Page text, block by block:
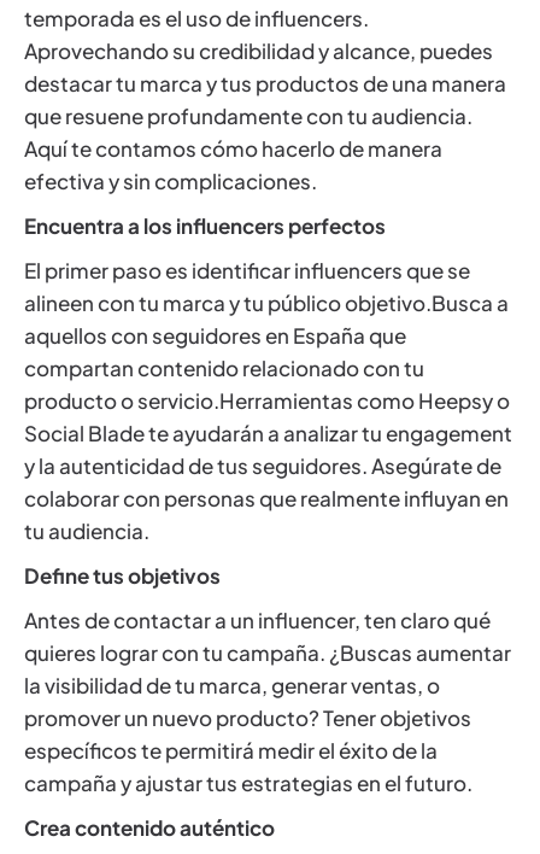
temporada es el uso de influencers.
Aprovechando su credibilidad y alcance, puedes
destacar tu marca y tus productos de una manera
que resuene profundamente con tu audiencia.
Aquí te contamos cómo hacerlo de manera
efectiva y sin complicaciones.
Encuentra a los influencers perfectos
El primer paso es identificar influencers que se
alineen con tu marca y tu público objetivo.Busca a
aquellos con seguidores en España que
compartan contenido relacionado con tu
producto o servicio.Herramientas como Heepsy o
Social Blade te ayudarán a analizar tu engagement
y la autenticidad de tus seguidores. Asegúrate de
colaborar con personas que realmente influyan en
tu audiencia.
Define tus objetivos
Antes de contactar a un influencer, ten claro qué
quieres lograr con tu campaña. ¿Buscas aumentar
la visibilidad de tu marca, generar ventas, o
promover un nuevo producto? Tener objetivos
específicos te permitirá medir el éxito de la
campaña y ajustar tus estrategias en el futuro.
Crea contenido auténtico